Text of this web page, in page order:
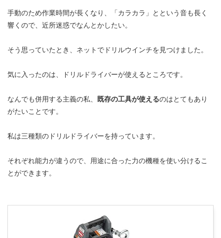
手動のため作業時間が長くなり、「カラカラ」とという音も長く
響くので、近所迷惑でなんとかしたい。
そう思っていたとき、ネットでドリルウインチを見つけました。
気に入ったのは、ドリルドライバーが使えるところです。
なんでも併用する主義の私、 既存の工具が使えるのはとてもあり
がたいことです。
私は三種類のドリルドライバーを持っています。
それぞれ能力が違うので、用途に合った力の機種を使い分けるこ
とができます。